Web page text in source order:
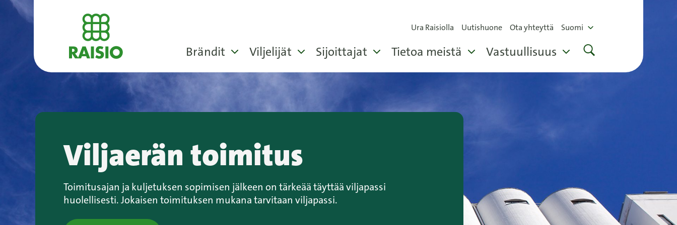
Ura Raisiolla Uutishuone Ota yhteyttä Suomi
Brändit Viljelijät Sijoittajat Tietoa meistä Vastuullisuus
Viljaerän toimitus
Toimitusajan ja kuljetuksen sopimisen jälkeen on tärkeää täyttää viljapassi
huolellisesti. Jokaisen toimituksen mukana tarvitaan viljapassi.